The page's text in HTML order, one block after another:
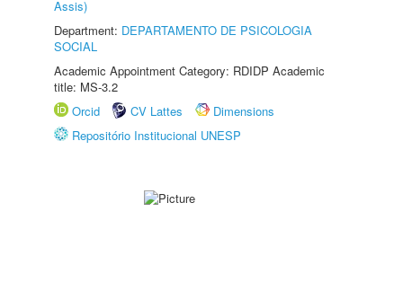
Assis)
Department: DEPARTAMENTO DE PSICOLOGIA
SOCIAL
Academic Appointment Category: RDIDP Academic
title: MS-3.2
Orcid
CV Lattes
Dimensions
Repositório Institucional UNESP